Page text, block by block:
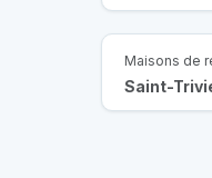
Maisons de
Saint-